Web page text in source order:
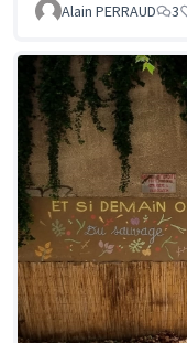
Alain PERRAUD 3